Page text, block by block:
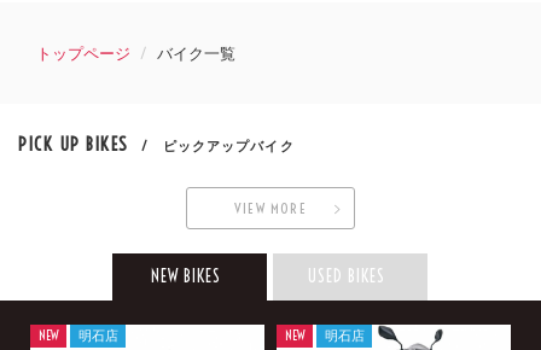
トップページ バイク一覧
PICK UP BIKES / ピックアップバイク
VIEW MORE
NEW BIKES USED BIKES
NEW 明石店 NEW 明石店